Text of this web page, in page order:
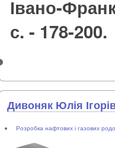
Івано-
с. - 178-200.
Дивоняк Юлія
Розробка нафтових і газових